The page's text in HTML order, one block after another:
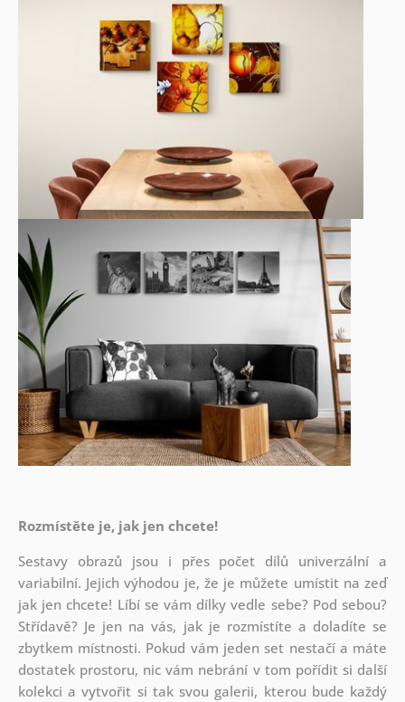
Rozmístěte je, jak jen chcete!
Sestavy obrazů jsou i přes počet dílů univerzální a
variabilní. Jejich výhodou je, že je můžete umístit na zeď
jak jen chcete! Líbí se vám dílky vedle sebe? Pod sebou?
Střídavě? Je jen na vás, jak je rozmístíte a doladíte se
zbytkem místnosti. Pokud vám jeden set nestačí a máte
dostatek prostoru, nic vám nebrání v tom pořídit si další
kolekci a vytvořit si tak svou galerii, kterou bude každý